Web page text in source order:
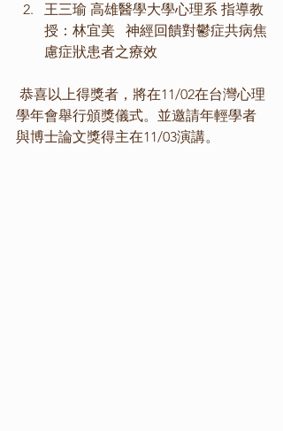
王三瑜 高雄醫學大學心理系 指導教
授：林宜美   神經回饋對鬱症共病焦
慮症狀患者之療效
學年會舉行頒獎儀式。並邀請年輕學者
與博士論文獎得主在11/03演講。